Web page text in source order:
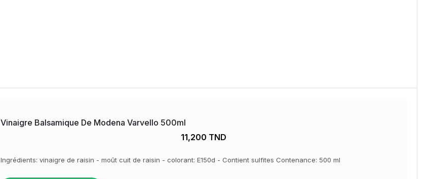
Vinaigre Balsamique De Modena Varvello 500ml
11,200 TND
Ingrédients: vinaigre de raisin - moût cuit de raisin - colorant: E150d - Contient sulfites Contenance: 500 ml